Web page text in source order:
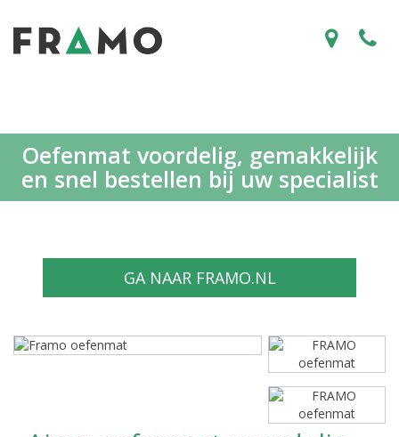
Oefenmat voordelig, gemakkelijk
en snel bestellen bij uw specialist
GA NAAR FRAMO.NL